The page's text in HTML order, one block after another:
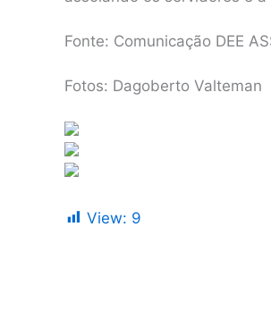
Fonte: Comunicação DEE
Fotos: Dagoberto Valteman
View: 9